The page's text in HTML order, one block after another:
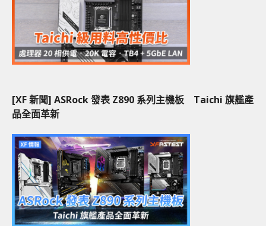
[XF 新聞] ASRock 發表 Z890 系列主機板 Taichi 旗艦產
品全面革新